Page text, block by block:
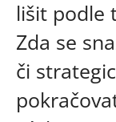
lišit podle
Zda se
či